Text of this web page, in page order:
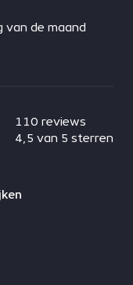
van de maand
110 reviews
4,5 van 5 sterren